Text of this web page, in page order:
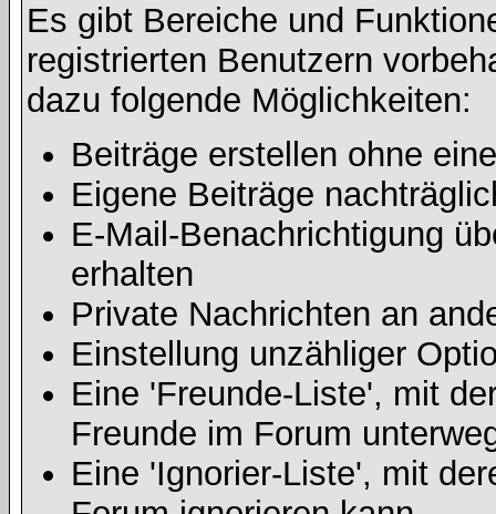
Es gibt Bereiche und
registrierten Benutzern
dazu folgende Möglichkeiten:
Beiträge erstellen ohne
Eigene Beiträge
E-Mail-Benachrichtigung
erhalten
Private Nachrichten an
Einstellung unzähliger
Eine 'Freunde-Liste', mit
Freunde im Forum
Eine 'Ignorier-Liste', mit